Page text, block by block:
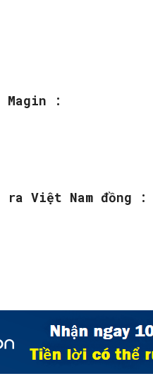
Magin :
ra Việt Nam đồng :